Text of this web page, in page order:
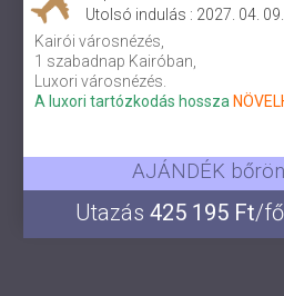
Utolsó indulás : 2027. 04. 09.
Kairói városnézés,
1 szabadnap Kairóban,
Luxori városnézés.
A luxori tartózkodás hossza
AJÁNDÉK
Utazás 425 195 Ft/